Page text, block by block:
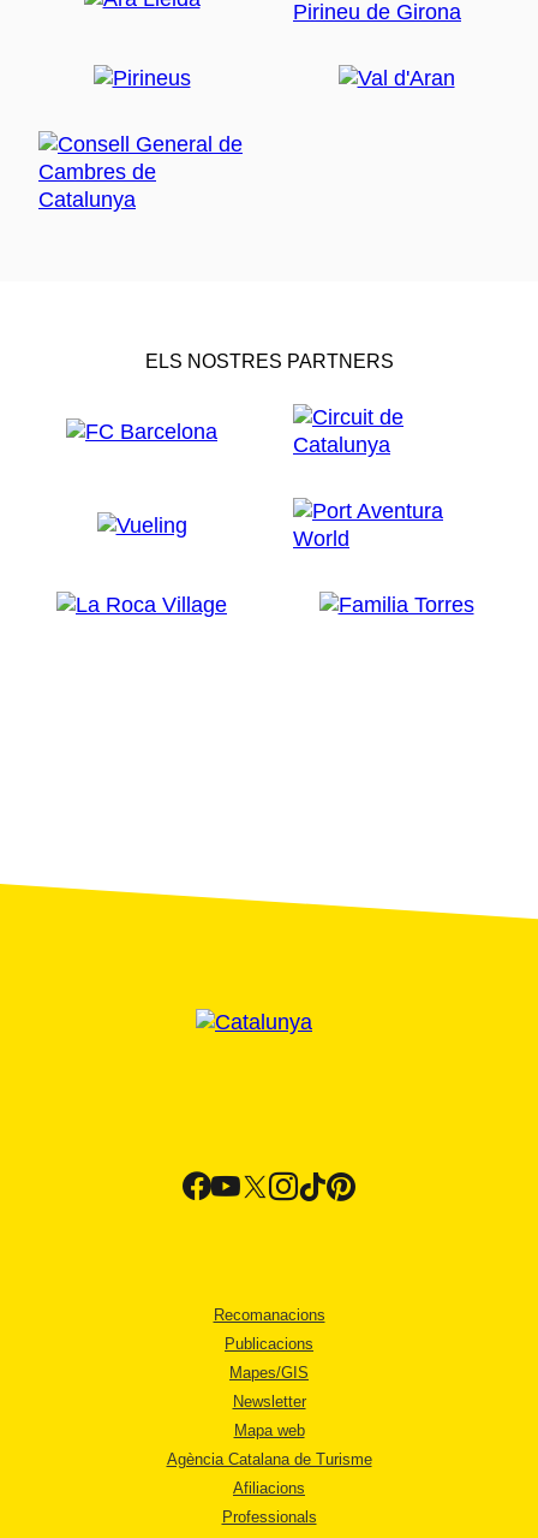
ELS NOSTRES PARTNERS
Recomanacions
Publicacions
Mapes/GIS
Newsletter
Mapa web
Agència Catalana de Turisme
Afiliacions
Professionals